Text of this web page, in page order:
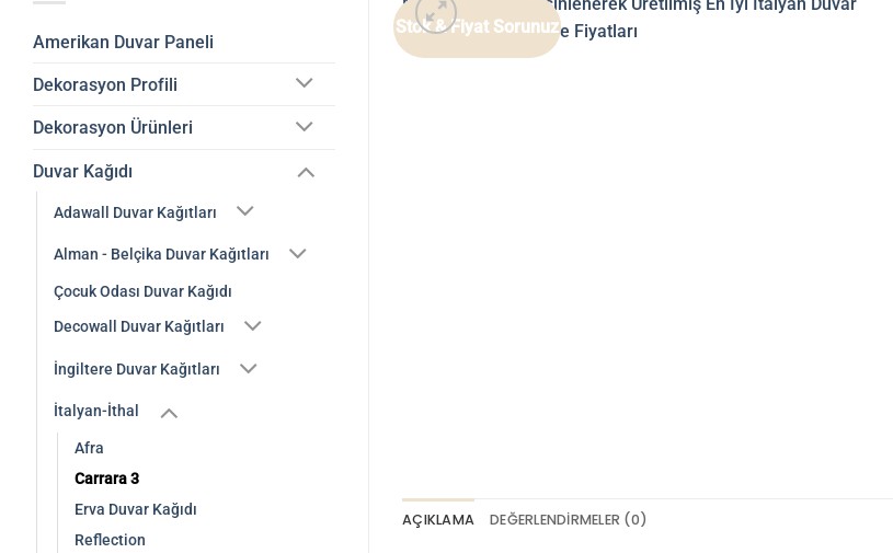
Amerikan Duvar Paneli
Dekorasyon Profili
Dekorasyon Ürünleri
Duvar Kağıdı
Adawall Duvar Kağıtları
Alman - Belçika Duvar Kağıtları
Çocuk Odası Duvar Kağıdı
Decowall Duvar Kağıtları
İngiltere Duvar Kağıtları
İtalyan-İthal
Afra
Carrara 3
Erva Duvar Kağıdı
Reflection
Stok & Fiyat Sorunuz
AÇIKLAMA DEĞERLENDIRMELER (0)